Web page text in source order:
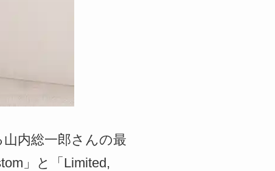
内総一郎さんの最
」と「Limited,